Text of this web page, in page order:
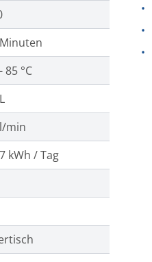
85 °C
min
kWh / Tag